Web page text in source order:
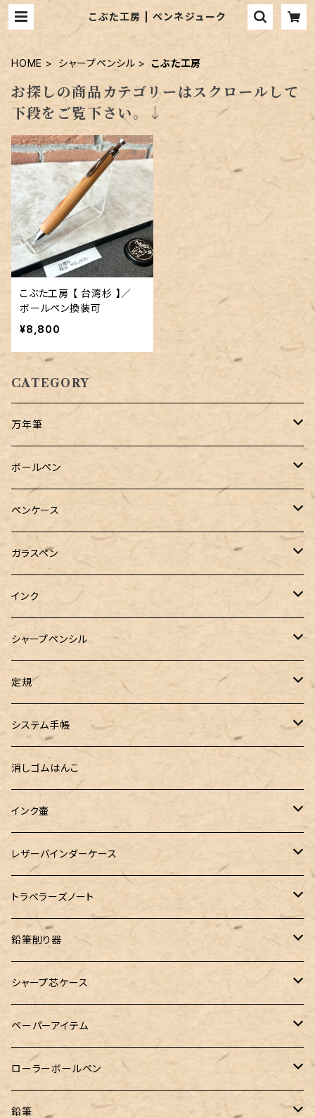
こぶた工房 | ペンネジューク
HOME シャープペンシル こぶた工房
お探しの商品カテゴリーはスクロールして
下段をご覧下さい。↓
こぶた工房 【 台湾杉 】／
ボールペン換装可
¥8,800
CATEGORY
万年筆
Pelikan（ペリカン）
PILOT（パイロット）
万年筆用コンバーター
SAILOR（セーラー）
PLATINUM（プラチナ）
BENU（ベヌー）
PARKER（パーカー）
Kaweco（カヴェコ）
AURORA（アウロラ）
LAMY（ラミー）
フェリスホイールプレス
大西製作所
染色カクノ
TWSBI（ツイスビー）
Ystudio（ワイスタジオ）
Nahvalur(ナーヴァル)
TaG サブマリン万年筆 限定ペン先ゴールドプレート
ボールペン
オリジナルボールペン
Pelikan（ペリカン）
マルチペン
PILOT（パイロット）
SAILOR（セーラー）
Caran d'Ache（カランダッシュ）
Kaweco（カヴェコ）
富士瘤クラフト
100% Pencillest 真鍮ペン
フェリスホイールプレス
BENJA メノルカペン
Fisher（フィッシャー）
HUGO BOSS（ヒューゴボス）
Sheaffer（シェーファー）
マーベラスウッド
トライカラーボールペン
HUGO BOSS (ヒューゴ ボス)
ペンケース
バハギア & クラフト
ラウンドジップペンケース
ロールペンケース
ラウンドジップペンケース 10本挿し
&Liebe(アンドリーベ)
シーカンパニー
LOONLOON（ルンルン）
ラダイト
PARLEY (パーリィー)
ガルフストリーム
NAGASAWA（ナガサワ）
PILOT（パイロット）
アシュフォード
スリップオン
Kaweco（カヴェコ）
Ystudio（ワイスタジオ）
ガラスペン
工芸装置
ペンネジューク オリジナル（予約品）
ペンネジューク オリジナル（在庫品）
指だけで書けるガラスペン（予約品）
書籍
佐瀬工業所
リュリュ
セキセイ
寺西化学工業
ガラス工房 LUC
ガラス工房 SAYORI
GLASS STUDIO しなぷす
アトリグラス
エルバン
インク
オリジナルインク
Tono&Lims
インクガチャ
セーラー万年筆
100色インク工房
ゆらめくink
PILOT
色彩雫
フェリスホイールプレス
10mlインク
20mlインク
38mlインク
Pelican
インクガチャ
PLATINUM（プラチナ）
シャープペンシル
富士瘤クラフト
こぶた工房
Steef&Co. (スティーフ)
ST Draft 短軸
ST Draft 全軸
DM-1
マーベラスウッド
バディ
マーベラスシャープ
トライカラーボールペン
バディ【Mark II(マークツー)】
カヴェコ
カランダッシュ
ロットリング
プラチナ
早川式繰出鉛筆
三菱鉛筆
クルトガ ウッド
ぺんてる
ラミー
定規
Ystudio（ワイスタジオ）
ミドリカンパニー
ラダイト
Ruk (ルカ)
LOGステーショナリー
システム手帳
プロッター
ミニ5サイズ
ミニ6サイズ
バイブルサイズ
ダヴィンチ ロロマクラシック
ファイロファックス
アシュフォード
消しゴムはんこ
インク壷
白石ガラス工房
フェリスホイールプレス
レザーバインダーケース
PLOTTER
トラベラーズノート
スターターキット
リフィル・カスタマイズパーツ
鉛筆削り器
コヒノール
シャープ芯ケース
Ystudio（ワイスタジオ）
ラダイト
Steef&Co.（スティーフ）
ペーパーアイテム
ヌルリフィル
irofulインクカード
ローラーボールペン
FONTE
鉛筆